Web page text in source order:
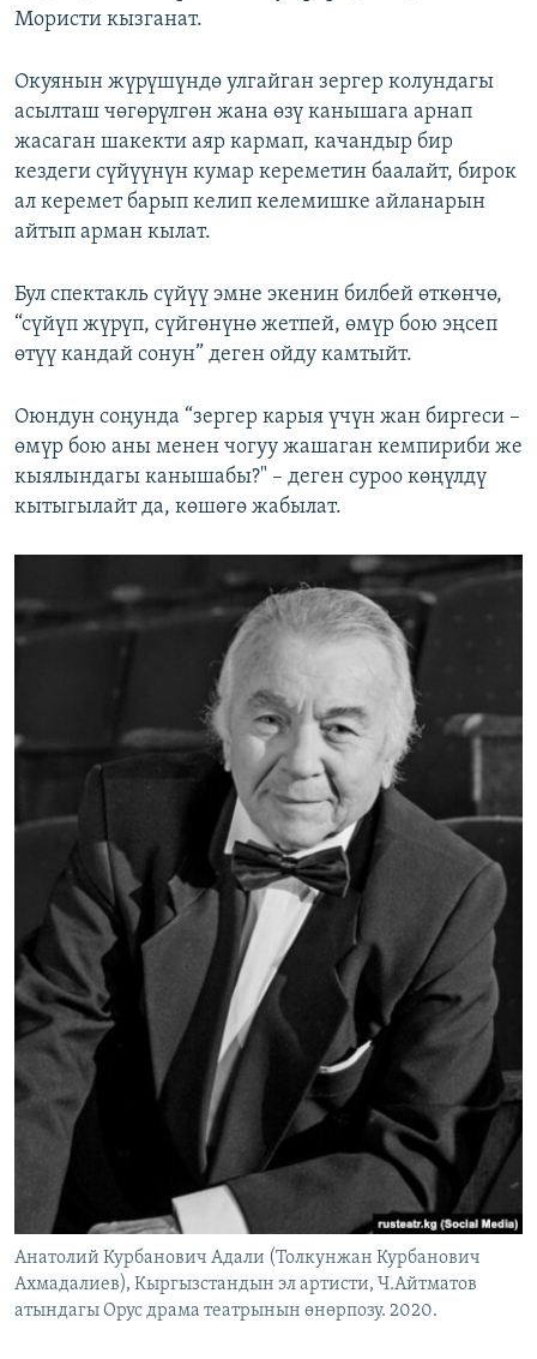
Мористи кызганат.
Окуянын жүрүшүндө улгайган зергер колундагы
асылташ чөгөрүлгөн жана өзү канышага арнап
жасаган шакекти аяр кармап, качандыр бир
кездеги сүйүүнүн кумар кереметин баалайт, бирок
ал керемет барып келип келемишке айланарын
айтып арман кылат.
Бул спектакль сүйүү эмне экенин билбей өткөнчө,
“сүйүп жүрүп, сүйгөнүнө жетпей, өмүр бою эңсеп
өтүү кандай сонун” деген ойду камтыйт.
Оюндун соңунда “зергер карыя үчүн жан биргеси –
өмүр бою аны менен чогуу жашаган кемпириби же
кыялындагы канышабы?" – деген суроо көңүлдү
кытыгылайт да, көшөгө жабылат.
Анатолий Курбанович Адали (Толкунжан Курбанович
Ахмадалиев), Кыргызстандын эл артисти, Ч.Айтматов
атындагы Орус драма театрынын өнөрпозу. 2020.